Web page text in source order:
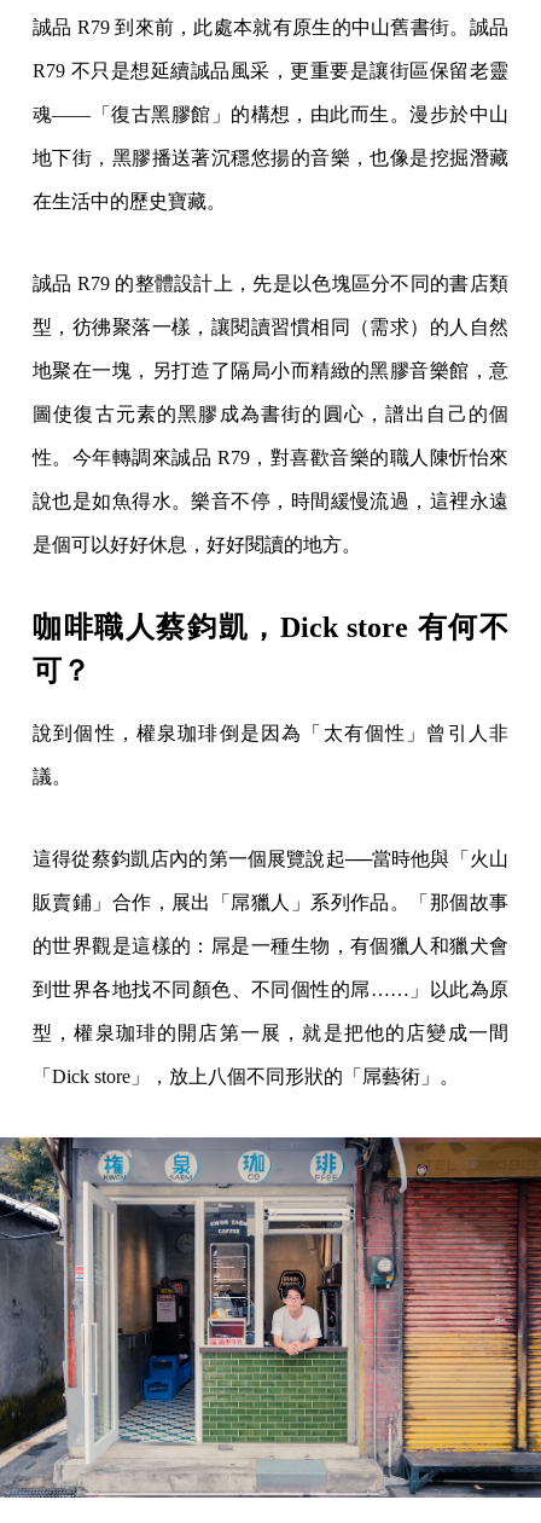
誠品 R79 到來前，此處本就有原生的中山舊書街。誠品
R79 不只是想延續誠品風采，更重要是讓街區保留老靈
魂——「復古黑膠館」的構想，由此而生。漫步於中山
地下街，黑膠播送著沉穩悠揚的音樂，也像是挖掘潛藏
在生活中的歷史寶藏。
誠品 R79 的整體設計上，先是以色塊區分不同的書店類
型，彷彿聚落一樣，讓閱讀習慣相同（需求）的人自然
地聚在一塊，另打造了隔局小而精緻的黑膠音樂館，意
圖使復古元素的黑膠成為書街的圓心，譜出自己的個
性。今年轉調來誠品 R79，對喜歡音樂的職人陳忻怡來
說也是如魚得水。樂音不停，時間緩慢流過，這裡永遠
是個可以好好休息，好好閱讀的地方。
咖啡職人蔡鈞凱，Dick store 有何不
可？
說到個性，權泉珈琲倒是因為「太有個性」曾引人非
議。
這得從蔡鈞凱店內的第一個展覽說起──當時他與「火山
販賣鋪」合作，展出「屌獵人」系列作品。「那個故事
的世界觀是這樣的：屌是一種生物，有個獵人和獵犬會
到世界各地找不同顏色、不同個性的屌……」以此為原
型，權泉珈琲的開店第一展，就是把他的店變成一間
「Dick store」，放上八個不同形狀的「屌藝術」。